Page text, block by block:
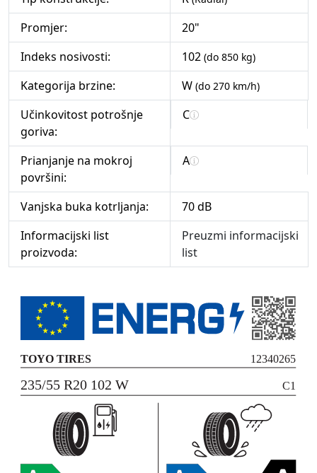
Promjer:
20"
Indeks nosivosti:
102 (do 850 kg)
Kategorija brzine: W (do 270 km/h)
Učinkovitost potrošnje
goriva:
C
Prianjanje na mokroj
površini:
A
Vanjska buka kotrljanja:
70 dB
Informacijski list
proizvoda:
Preuzmi informacijski
list